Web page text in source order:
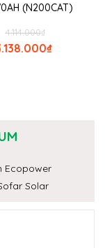
(N200CAT)
₫
4.114.000
₫
Ecopower
Solar